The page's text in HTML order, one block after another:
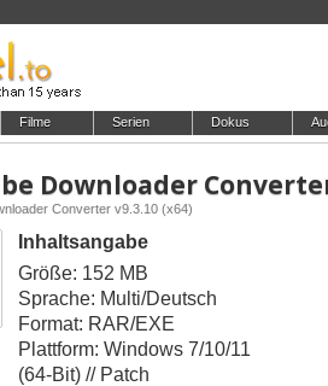
Filme Serien Dokus
Downloader
Converter v9.3.10 (x64)
Inhaltsangabe
Größe: 152 MB
Sprache: Multi/Deutsch
Format: RAR/EXE
Plattform: Windows 7/10/11
(64-Bit) // Patch